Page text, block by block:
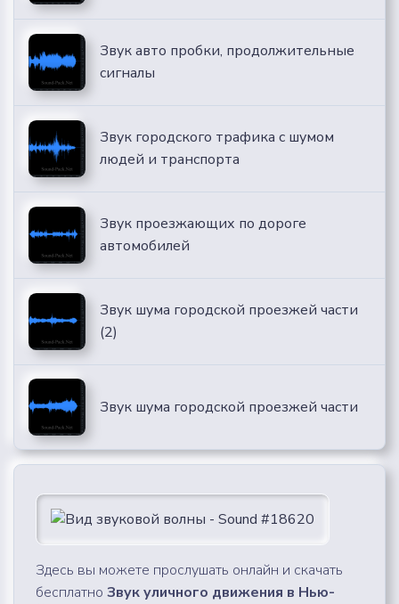
Звук авто пробки, продолжительные
сигналы
Звук городского трафика с шумом
людей и транспорта
Звук проезжающих по дороге
автомобилей
Звук шума городской проезжей части
(2)
Звук шума городской проезжей части
Здесь вы можете прослушать онлайн и скачать
бесплатно Звук уличного движения в Нью-